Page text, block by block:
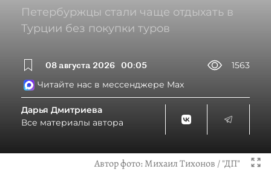
Петербуржцы стали чаще отдыхать в
Турции без покупки туров
08 августа 2026 00:05
1563
Читайте нас в мессенджере Max
Дарья Дмитриева
Все материалы автора
Автор фото:Михаил Тихонов / "ДП"